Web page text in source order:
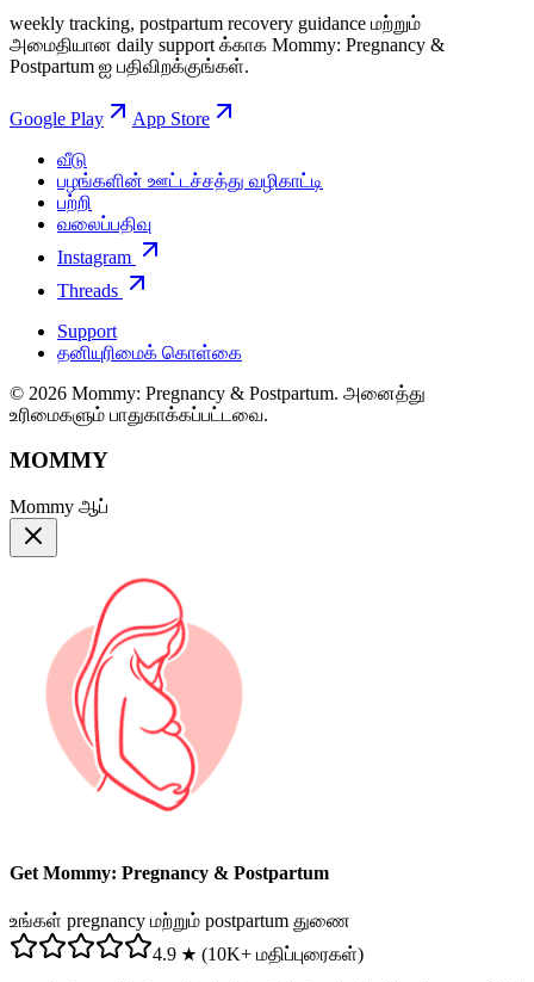
weekly tracking, postpartum recovery guidance மற்றும்
அமைதியான daily support க்காக Mommy: Pregnancy &
Postpartum ஐ பதிவிறக்குங்கள்.
Google Play
App Store
வீடு
பழங்களின் ஊட்டச்சத்து வழிகாட்டி
பற்றி
வலைப்பதிவு
Instagram
Threads
Support
தனியுரிமைக் கொள்கை
© 2026 Mommy: Pregnancy & Postpartum. அனைத்து
உரிமைகளும் பாதுகாக்கப்பட்டவை.
MOMMY
Mommy ஆப்
Get Mommy: Pregnancy & Postpartum
உங்கள் pregnancy மற்றும் postpartum துணை
4.9 ★ (10K+ மதிப்புரைகள்)